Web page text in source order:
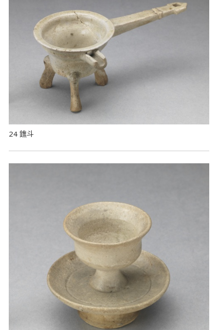
24 鐎斗